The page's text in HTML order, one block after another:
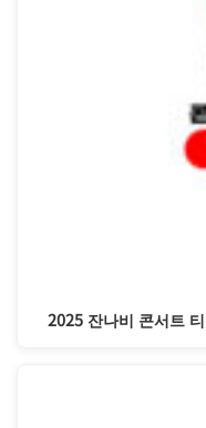
2025 잔나비 콘서트